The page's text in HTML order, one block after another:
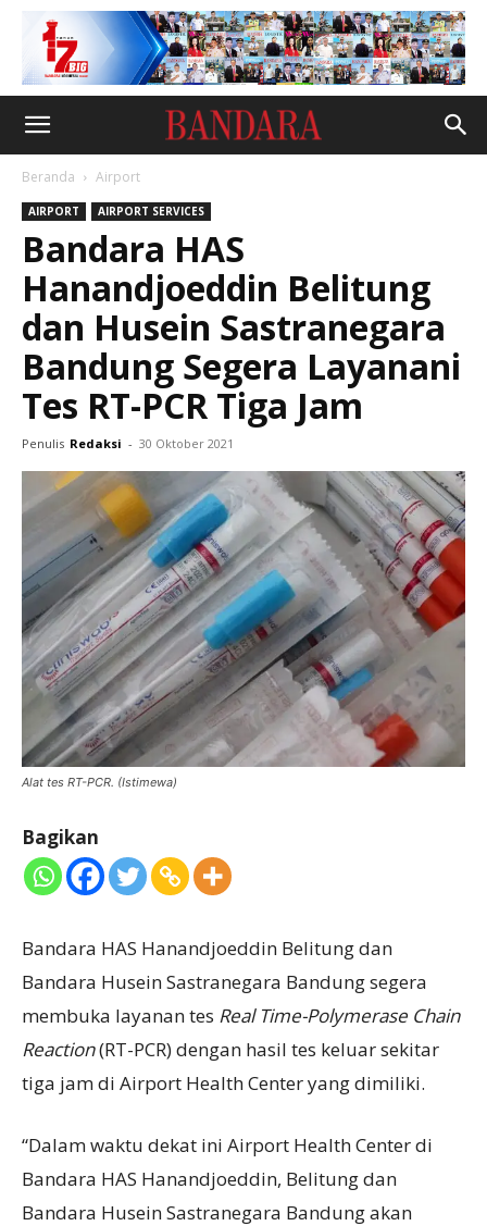
Beranda Airport
AIRPORT AIRPORT SERVICES
Bandara HAS
Hanandjoeddin Belitung
dan Husein Sastranegara
Bandung Segera Layanani
Tes RT-PCR Tiga Jam
Penulis Redaksi - 30 Oktober 2021
Alat tes RT-PCR. (Istimewa)
Bagikan
Bandara HAS Hanandjoeddin Belitung dan
Bandara Husein Sastranegara Bandung segera
membuka layanan tes Real Time-Polymerase Chain
Reaction(RT-PCR) dengan hasil tes keluar sekitar
tiga jam di Airport Health Center yang dimiliki.
“Dalam waktu dekat ini Airport Health Center di
Bandara HAS Hanandjoeddin, Belitung dan
Bandara Husein Sastranegara Bandung akan